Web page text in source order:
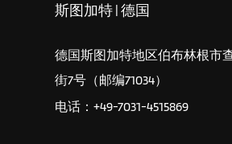
斯图加特 | 德国
德国斯图加特地区伯布林根市
街7号（邮编71034）
电话：+49-7031-4515869